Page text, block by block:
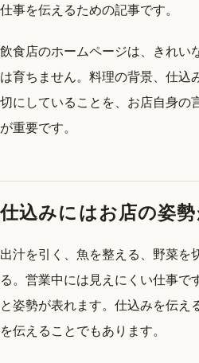
仕事を伝えるための記事です。
飲食店のホームページは、きれい
は育ちません。料理の背景、仕込
切にしていることを、お店自身の
が重要です。
仕込みにはお店の姿
出汁を引く、魚を整える、野菜を
る。営業中には見えにくい仕事で
と姿勢が表れます。仕込みを伝え
を伝えることでもあります。